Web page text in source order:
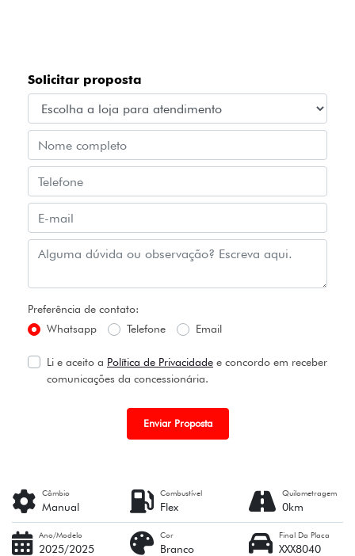
Solicitar proposta
Preferência de contato:
Whatsapp
Telefone Email
Li e aceito a Política de Privacidade e concordo em receber
comunicações da concessionária.
Enviar Proposta
Câmbio
Manual
Combustível
Flex
Quilometragem
0km
Ano/Modelo
2025/2025
Cor
Branco
Final Da Placa
XXX8040